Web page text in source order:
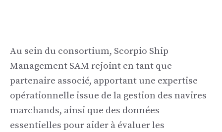
Au sein du consortium, Scorpio Ship
Management SAM rejoint en tant que
partenaire associé, apportant une expertise
opérationnelle issue de la gestion des navires
marchands, ainsi que des données
essentielles pour aider à évaluer les